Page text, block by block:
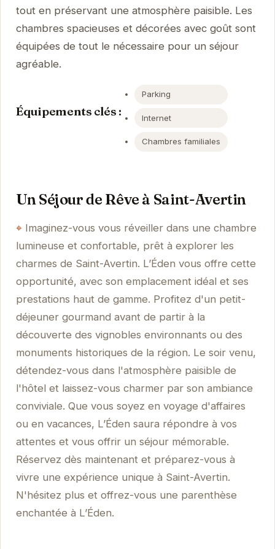
tout en préservant une atmosphère paisible. Les
chambres spacieuses et décorées avec goût sont
équipées de tout le nécessaire pour un séjour
agréable.
Équipements clés :
Parking
Internet
Chambres familiales
Un Séjour de Rêve à Saint-Avertin
Imaginez-vous vous réveiller dans une chambre
lumineuse et confortable, prêt à explorer les
charmes de Saint-Avertin. L’Éden vous offre cette
opportunité, avec son emplacement idéal et ses
prestations haut de gamme. Profitez d'un petit-
déjeuner gourmand avant de partir à la
découverte des vignobles environnants ou des
monuments historiques de la région. Le soir venu,
détendez-vous dans l'atmosphère paisible de
l'hôtel et laissez-vous charmer par son ambiance
conviviale. Que vous soyez en voyage d'affaires
ou en vacances, L’Éden saura répondre à vos
attentes et vous offrir un séjour mémorable.
Réservez dès maintenant et préparez-vous à
vivre une expérience unique à Saint-Avertin.
N'hésitez plus et offrez-vous une parenthèse
enchantée à L’Éden.